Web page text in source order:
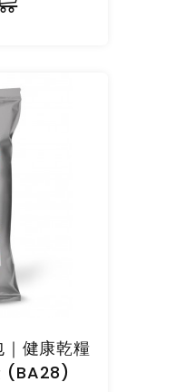
健康乾糧
(BA28)